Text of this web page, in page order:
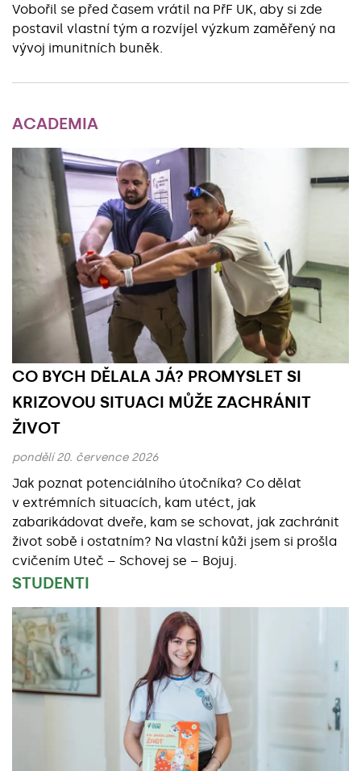
Vobořil se před časem vrátil na PřF UK, aby si zde
postavil vlastní tým a rozvíjel výzkum zaměřený na
vývoj imunitních buněk.
ACADEMIA
Základní údaje
CO BYCH DĚLALA JÁ? PROMYSLET SI
KRIZOVOU SITUACI MŮŽE ZACHRÁNIT
ŽIVOT
pondělí 20. července 2026
Jak poznat potenciálního útočníka? Co dělat
v extrémních situacích, kam utéct, jak
zabarikádovat dveře, kam se schovat, jak zachránit
život sobě i ostatním? Na vlastní kůži jsem si prošla
cvičením Uteč – Schovej se – Bojuj.
STUDENTI
Základní údaje